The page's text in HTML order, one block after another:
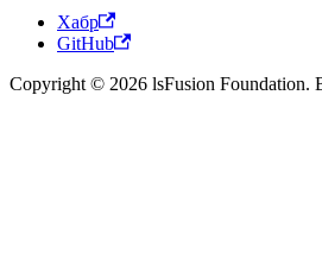
Хабр
GitHub
Copyright © 2026 lsFusion Foundation.